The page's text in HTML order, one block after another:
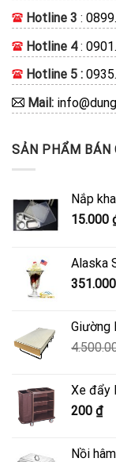
Hotline 3 :
Hotline 4:
Hotline 5 :
Mail:
SẢN PHẨM BÁN
Nắp
15.000
Alaska
351.000
Giường
Xe đẩy
200 ₫
Nồi